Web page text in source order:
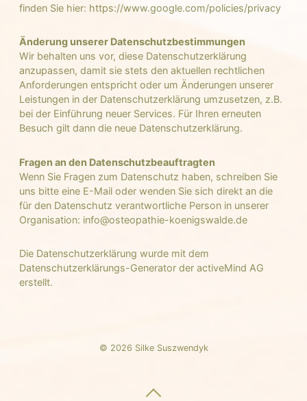
finden Sie hier: https://www.google.com/policies/privacy
Änderung unserer Datenschutzbestimmungen
Wir behalten uns vor, diese Datenschutzerklärung
anzupassen, damit sie stets den aktuellen rechtlichen
Anforderungen entspricht oder um Änderungen unserer
Leistungen in der Datenschutzerklärung umzusetzen, z.B.
bei der Einführung neuer Services. Für Ihren erneuten
Besuch gilt dann die neue Datenschutzerklärung.
Fragen an den Datenschutzbeauftragten
Wenn Sie Fragen zum Datenschutz haben, schreiben Sie
uns bitte eine E-Mail oder wenden Sie sich direkt an die
für den Datenschutz verantwortliche Person in unserer
Organisation: info@osteopathie-koenigswalde.de
Die Datenschutzerklärung wurde mit dem
Datenschutzerklärungs-Generator der activeMind AG
erstellt.
© 2026 Silke Suszwendyk